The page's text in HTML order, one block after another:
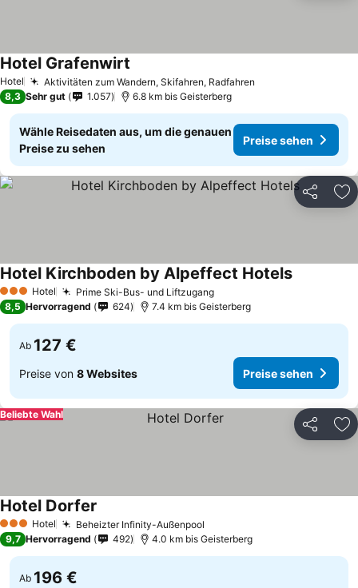
Hotel Aktivitäten zum Wandern, Skifahren, Radfahren
Hotel Grafenwirt
8,3 Sehr gut 1.057 6.8 km bis Geisterberg
Wähle Reisedaten aus, um die genauen
Preise zu sehen
Preise sehen
Teilen
3 SterneHotel Prime Ski-Bus- und Liftzugang
Hotel Kirchboden by Alpeffect Hotels
8,5 Hervorragend 624 7.4 km bis Geisterberg
Ab 127 €
Preise von 8 Websites Preise sehen
Teilen
Beliebte Wahl
3 SterneHotel Beheizter Infinity-Außenpool
Hotel Dorfer
9,7 Hervorragend 492 4.0 km bis Geisterberg
Ab 196 €